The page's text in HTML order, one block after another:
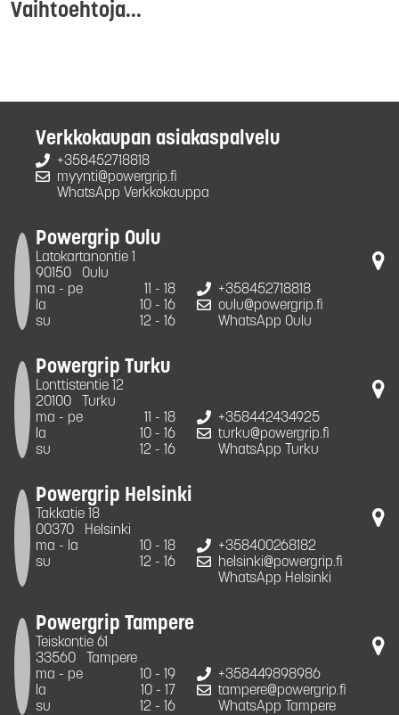
Vaihtoehtoja...
Verkkokaupan asiakaspalvelu
+358452718818
myynti@powergrip.fi
WhatsApp Verkkokauppa
Powergrip Oulu
Latokartanontie 1
90150
Oulu
ma - pe
11 - 18
la
10 - 16
su
12 - 16
+358452718818
oulu@powergrip.fi
WhatsApp Oulu
Powergrip Turku
Lonttistentie 12
20100
Turku
ma - pe
11 - 18
la
10 - 16
su
12 - 16
+358442434925
turku@powergrip.fi
WhatsApp Turku
Powergrip Helsinki
Takkatie 18
00370
Helsinki
ma - la
10 - 18
su
12 - 16
+358400268182
helsinki@powergrip.fi
WhatsApp Helsinki
Powergrip Tampere
Teiskontie 61
33560
Tampere
ma - pe
10 - 19
la
10 - 17
su
12 - 16
+358449898986
tampere@powergrip.fi
WhatsApp Tampere